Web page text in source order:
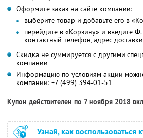
Оформите заказ на сайте компании:
выберите товар и добавьте его в
перейдите в «Корзину» и введите Ф.
контактный телефон, адрес
Скидка не суммируется с другими
компании
Информацию по условиям акции
компании: +7 (499) 394-01-51
Купон действителен по 7 ноября 2018
Узнай, как воспользоваться